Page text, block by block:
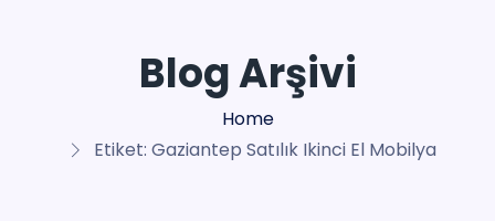
Blog Arşivi
Home
Etiket: Gaziantep Satılık Ikinci El Mobilya